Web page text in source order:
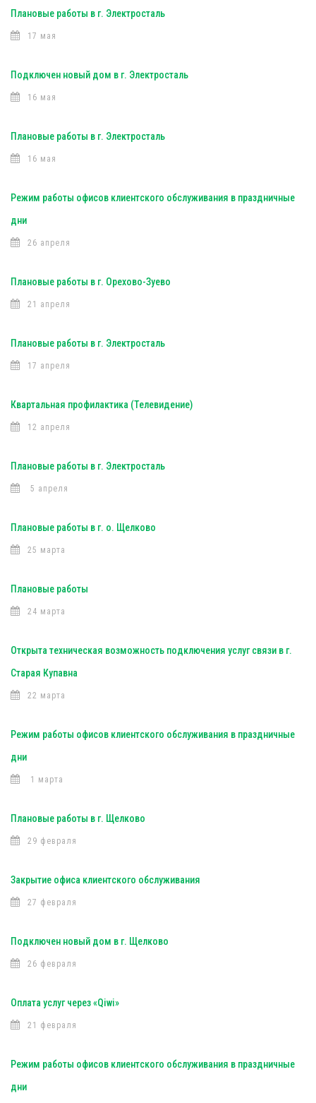
Плановые работы в г. Электросталь
17 мая
Подключен новый дом в г. Электросталь
16 мая
Плановые работы в г. Электросталь
16 мая
Режим работы офисов клиентского обслуживания в праздничные
дни
26 апреля
Плановые работы в г. Орехово-Зуево
21 апреля
Плановые работы в г. Электросталь
17 апреля
Квартальная профилактика (Телевидение)
12 апреля
Плановые работы в г. Электросталь
5 апреля
Плановые работы в г. о. Щелково
25 марта
Плановые работы
24 марта
Открыта техническая возможность подключения услуг связи в г.
Старая Купавна
22 марта
Режим работы офисов клиентского обслуживания в праздничные
дни
1 марта
Плановые работы в г. Щелково
29 февраля
Закрытие офиса клиентского обслуживания
27 февраля
Подключен новый дом в г. Щелково
26 февраля
Оплата услуг через «Qiwi»
21 февраля
Режим работы офисов клиентского обслуживания в праздничные
дни